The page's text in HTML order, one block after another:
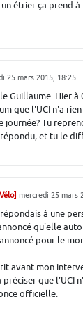
étrier ça prend à
25 mars 2015, 18:25
Guillaume. Hier à
que l'UCI n'a
journée? Tu
et tu le
mercredi 25 mars
à une
qu'elle
pour le
avant mon
préciser que l'UCI
officielle.